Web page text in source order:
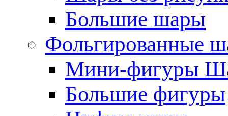
Большие шары
Фольгированные
Мини-фигуры
Большие фигуры